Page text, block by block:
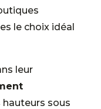
le choix idéal
leur
hauteurs sous